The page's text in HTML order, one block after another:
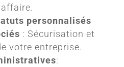
personnalisés
: Sécurisation et
votre entreprise.
: